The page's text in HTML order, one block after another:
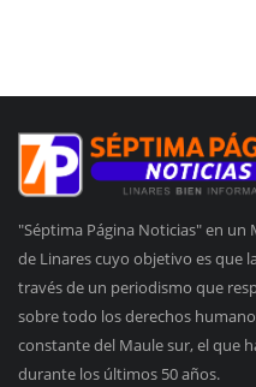
"Séptima Página Noticias" en un
de Linares cuyo objetivo es que
través de un periodismo que
sobre todo los derechos
constante del Maule sur, el que
durante los últimos 50 años.